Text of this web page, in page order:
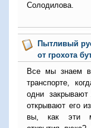
Солодилова.
Пытливый
от грохота
Все мы знаем
транспорте,
одни закрывают
открывают его
вы, как эти